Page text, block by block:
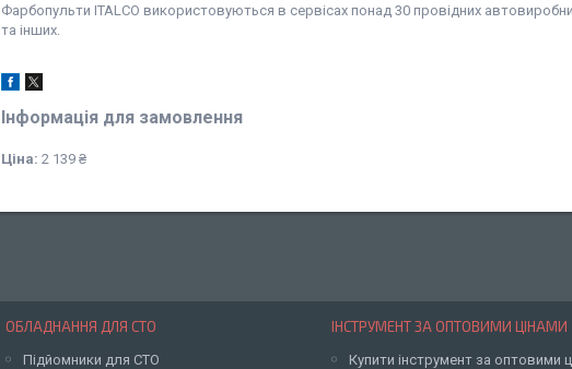
Фарбопульти ITALCO використовуються в сервісах понад 30 провідних
та інших.
Інформація для замовлення
Ціна: 2 139 ₴
ОБЛАДНАННЯ ДЛЯ СТО
Підйомники для СТО
ІНСТРУМЕНТ ЗА ОПТОВИМИ ЦІНАМИ
Купити інструмент за оптовими